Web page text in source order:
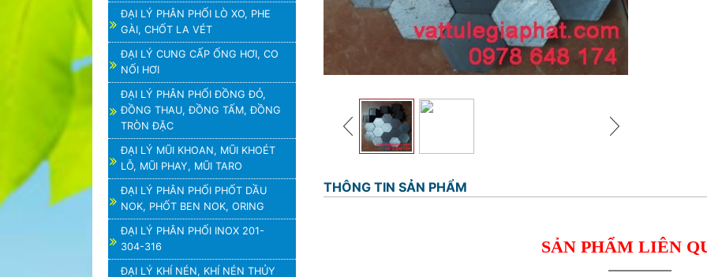
ĐẠI LÝ PHÂN PHỐI LÒ XO, PHE
GÀI, CHỐT LA VÉT
ĐẠI LÝ CUNG CẤP ỐNG HƠI, CO
NỐI HƠI
ĐẠI LÝ PHÂN PHỐI ĐỒNG ĐỎ,
ĐỒNG THAU, ĐỒNG TẤM, ĐỒNG
TRÒN ĐẶC
ĐẠI LÝ MŨI KHOAN, MŨI KHOÉT
LỖ, MŨI PHAY, MŨI TARO
ĐẠI LÝ PHÂN PHỐI PHỐT DẦU
NOK, PHỐT BEN NOK, ORING
ĐẠI LÝ PHÂN PHỐI INOX 201-
304-316
ĐẠI LÝ KHÍ NÉN, KHÍ NÉN THỦY
THÔNG TIN SẢN PHẨM
SẢN PHẨM LIÊN